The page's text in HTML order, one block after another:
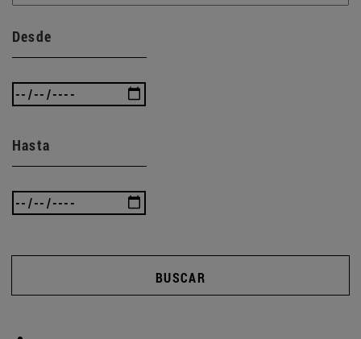
Desde
Hasta
BUSCAR